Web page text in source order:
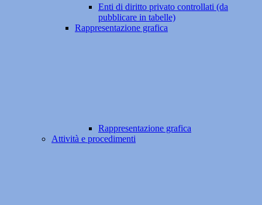
Enti di diritto privato controllati (da
pubblicare in tabelle)
Rappresentazione grafica
Rappresentazione grafica
Attività e procedimenti